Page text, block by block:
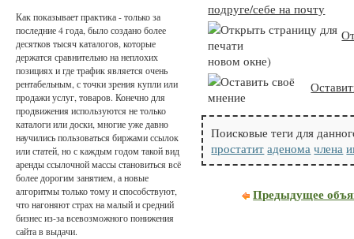
подруге/себе на почту
новом окне)
Поисковые теги для
простатит аденома члена
Предыдущее
Как показывает практика - только за
последние 4 года, было создано более
десятков тысяч каталогов, которые
держатся сравнительно на неплохих
позициях и где трафик является очень
рентабельным, с точки зрения купли или
продажи услуг, товаров. Конечно для
продвижения используются не только
каталоги или доски, многие уже давно
научились пользоваться биржами ссылок
или статей, но с каждым годом такой вид
аренды ссылочной массы становиться всё
более дорогим занятием, а новые
алгоритмы только тому и способствуют,
что нагоняют страх на малый и средний
бизнес из-за всевозможного понижения
сайта в выдачи.